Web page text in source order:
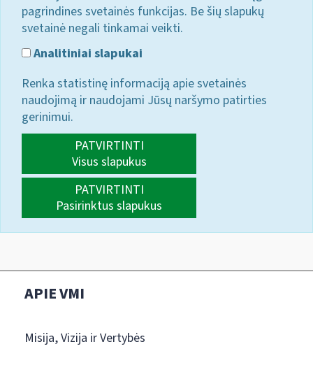
pagrindines svetainės funkcijas. Be šių slapukų
svetainė negali tinkamai veikti.
Analitiniai slapukai
Renka statistinę informaciją apie svetainės
naudojimą ir naudojami Jūsų naršymo patirties
gerinimui.
PATVIRTINTI
Visus slapukus
PATVIRTINTI
Pasirinktus slapukus
APIE VMI
Misija, Vizija ir Vertybės